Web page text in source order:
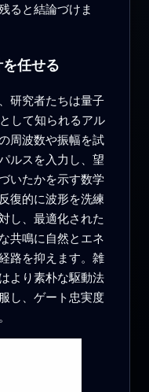
ると結論づけま
任せる
研究者たちは量子
して知られるアル
周波数や振幅を試
ルスを入力し、望
いたかを示す数学
復的に波形を洗練
し、最適化された
共鳴に自然とエネ
路を抑えます。雑
より素朴な駆動法
し、ゲート忠実度